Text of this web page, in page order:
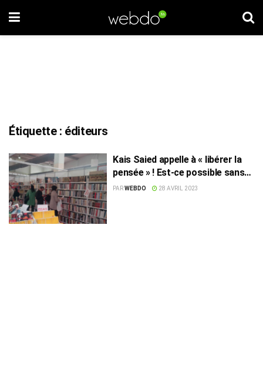
Étiquette : éditeurs
Kais Saied appelle à « libérer la
pensée » ! Est-ce possible sans
livres ?
PARWEBDO 28 AVRIL 2023